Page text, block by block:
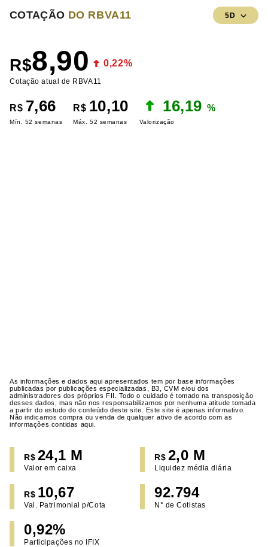
COTAÇÃO DO RBVA11 5D
R$8,90 0,22%
Cotação atual de RBVA11
R$ 7,66
Mín. 52 semanas
R$ 10,10
Máx. 52 semanas
16,19 %
Valorização
As informações e dados aqui apresentados tem por base informações
publicadas por publicações especializadas, B3, CVM e/ou dos
administradores dos próprios FII. Todo o cuidado é tomado na transposição
desses dados, mas não nos responsabilizamos por nenhuma atitude tomada
a partir do estudo do conteúdo deste site. Este site é apenas informativo.
Não indicamos compra ou venda de qualquer ativo de acordo com as
informações contidas aqui.
R$ 24,1 M
Valor em caixa
R$ 2,0 M
Liquidez média diária
R$ 10,67
Val. Patrimonial p/Cota
92.794
N° de Cotistas
0,92%
Participações no IFIX